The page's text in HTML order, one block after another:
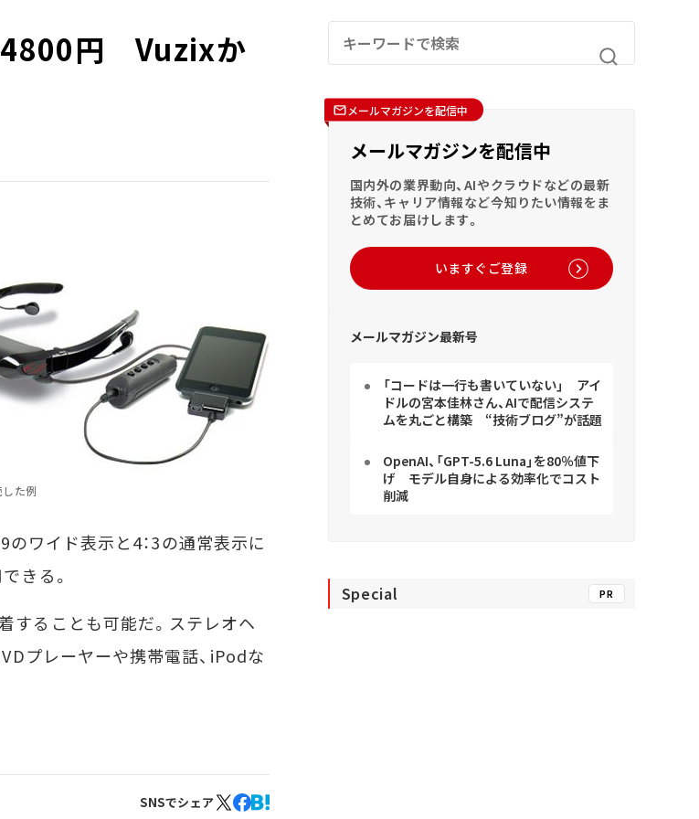
4800円 Vuzixか
た例
ワイド表示と4：3の通常表示に
きる。
することも可能だ。ステレオヘ
プレーヤーや携帯電話、iPodな
SNSでシェア
メールマガジンを配信中
メールマガジンを配信中
国内外の業界動向、AIやクラウドなどの最新
技術、キャリア情報など今知りたい情報をま
とめてお届けします。
いますぐご登録
メールマガジン最新号
「コードは一行も書いていない」 アイ
ドルの宮本佳林さん、AIで配信システ
ムを丸ごと構築 “技術ブログ”が話題
OpenAI、「GPT-5.6 Luna」を80％値下
げ モデル自身による効率化でコスト
削減
Special PR